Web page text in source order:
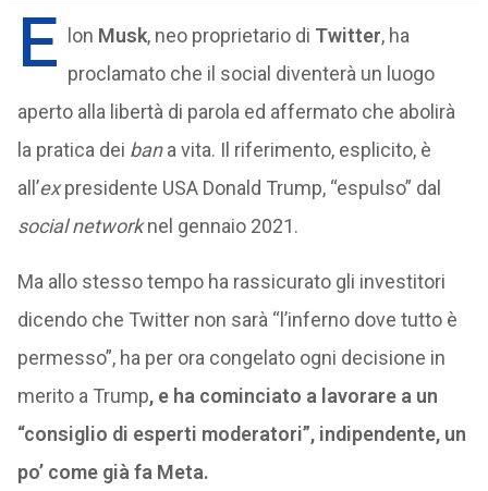
E lon Musk, neo proprietario di Twitter, ha
proclamato che il social diventerà un luogo
aperto alla libertà di parola ed affermato che abolirà
la pratica dei bana vita. Il riferimento, esplicito, è
all’expresidente USA Donald Trump, “espulso” dal
social networknel gennaio 2021.
Ma allo stesso tempo ha rassicurato gli investitori
dicendo che Twitter non sarà “l’inferno dove tutto è
permesso”, ha per ora congelato ogni decisione in
merito a Trump, e ha cominciato a lavorare a un
“consiglio di esperti moderatori”, indipendente, un
po’ come già fa Meta.